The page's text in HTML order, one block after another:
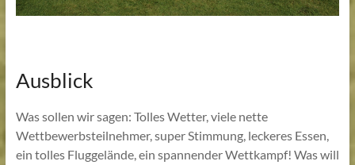
Ausblick
Was sollen wir sagen: Tolles Wetter, viele nette
Wettbewerbsteilnehmer, super Stimmung, leckeres Essen,
ein tolles Fluggelände, ein spannender Wettkampf! Was will